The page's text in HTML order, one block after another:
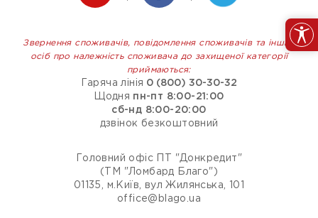
Звернення споживачів, повідомлення споживачів та інших
осіб про належність споживача до захищеної категорії
приймаються:
Гаряча лінія 0 (800) 30-30-32
Щодня пн-пт 8:00-21:00
сб-нд 8:00-20:00
дзвінок безкоштовний
Головний офіс ПТ "Донкредит"
(ТМ "Ломбард Благо")
01135, м.Київ, вул Жилянська, 101
office@blago.ua